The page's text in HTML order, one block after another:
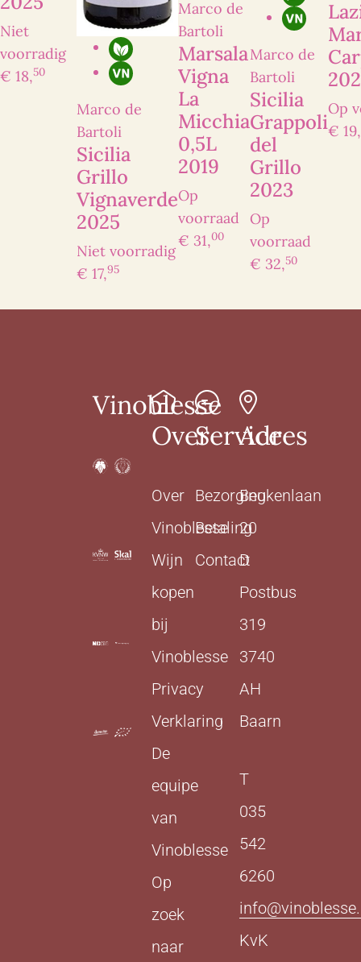
Ik heb interesse
Niet
voorradig
€ 18,50
Marco de
Bartoli
Sicilia
Grillo
Vignaverde
2025
Niet voorradig
€ 17,95
Marco de
Bartoli
Marsala
Vigna
La
Micchia
0,5L
2019
Op
voorraad
€ 31,00
Marco de
Bartoli
Sicilia
Grappoli
del
Grillo
2023
Op
voorraad
€ 32,50
Op
€ 19,
Vinoblesse
Over
Over
Vinoblesse
Wijn
kopen
bij
Vinoblesse
Privacy
Verklaring
De
equipe
van
Vinoblesse
Op
zoek
naar
Service
Bezorging
Betaling
Contact
Adres
Beukenlaan
20
D
Postbus
319
3740
AH
Baarn
T
035
542
6260
KvK